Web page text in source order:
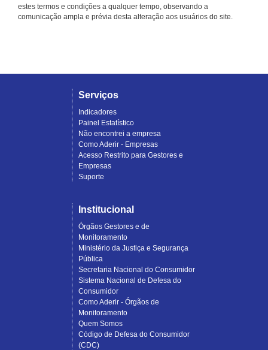
estes termos e condições a qualquer tempo, observando a
comunicação ampla e prévia desta alteração aos usuários do site.
Serviços
Indicadores
Painel Estatístico
Não encontrei a empresa
Como Aderir - Empresas
Acesso Restrito para Gestores e
Empresas
Suporte
Institucional
Órgãos Gestores e de
Monitoramento
Ministério da Justiça e Segurança
Pública
Secretaria Nacional do Consumidor
Sistema Nacional de Defesa do
Consumidor
Como Aderir - Órgãos de
Monitoramento
Quem Somos
Código de Defesa do Consumidor
(CDC)